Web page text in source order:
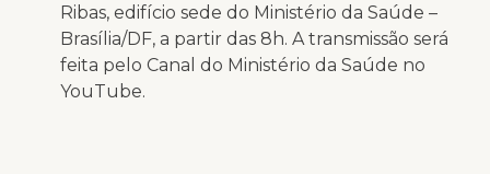
Ribas, edifício sede do Ministério da Saúde –
Brasília/DF, a partir das 8h. A transmissão será
feita pelo Canal do Ministério da Saúde no
YouTube.